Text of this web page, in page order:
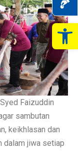
Faizuddin
sambutan
keikhlasan dan
dalam jiwa setiap